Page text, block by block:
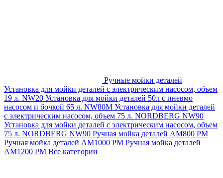
Ручные мойки деталей
Установка для мойки деталей с электрическим насосом, объем
19 л. NW20 Установка для мойки деталей 50л с пневмо
насосом и бочкой 65 л. NW80M Установка для мойки деталей
с электрическим насосом, объем 75 л. NORDBERG NW90
Установка для мойки деталей с электрическим насосом, объем
75 л. NORDBERG NW90 Ручная мойка деталей АМ800 РМ
Ручная мойка деталей АМ1000 РМ Ручная мойка деталей
АМ1200 РМ Все категории